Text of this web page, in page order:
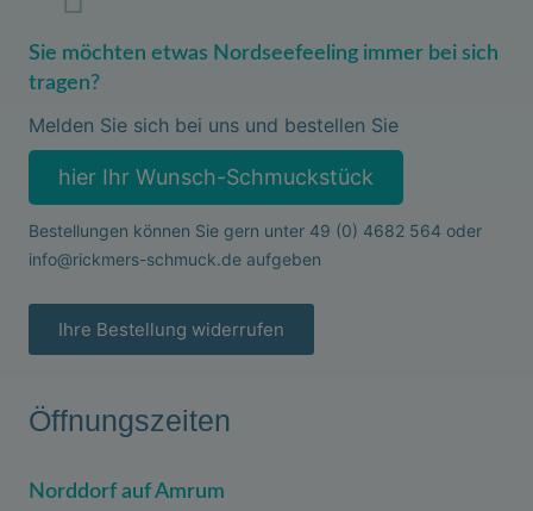
Sie möchten etwas Nordseefeeling immer bei sich
tragen?
Melden Sie sich bei uns und bestellen Sie
hier Ihr Wunsch-Schmuckstück
Bestellungen können Sie gern unter 49 (0) 4682 564 oder
info@rickmers-schmuck.deaufgeben
Ihre Bestellung widerrufen
Öffnungszeiten
Norddorf auf Amrum